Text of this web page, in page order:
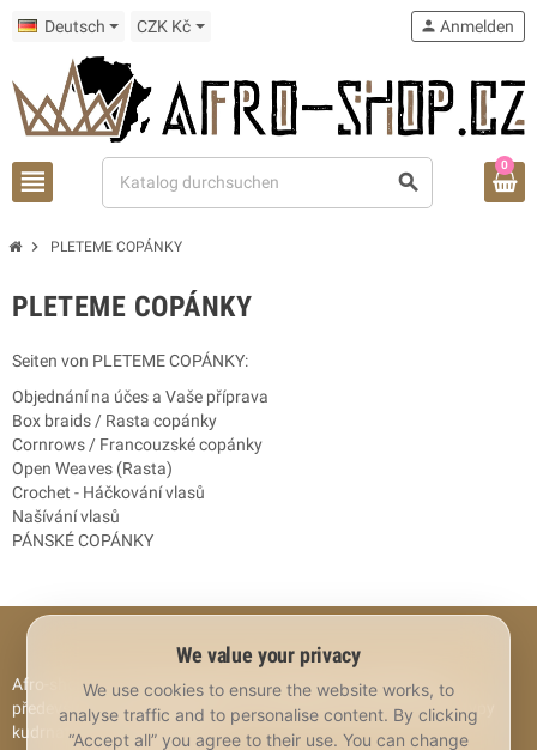
Deutsch CZK Kč
view_headline search
person Anmelden
0
chevron_right PLETEME COPÁNKY
PLETEME COPÁNKY
Seiten von PLETEME COPÁNKY:
Objednání na účes a Vaše příprava
Box braids / Rasta copánky
Cornrows / Francouzské copánky
Open Weaves (Rasta)
Crochet - Háčkování vlasů
Našívání vlasů
PÁNSKÉ COPÁNKY
Afro-shop.cz je rodinný obchod s kosmetikou, zaměřující se
především na afro-americké, afro-karibské, ale také evropské typy
kudrnatých / vlnitých vlasů.
We value your privacy
We use cookies to ensure the website works, to
analyse traffic and to personalise content. By clicking
“Accept all” you agree to their use. You can change